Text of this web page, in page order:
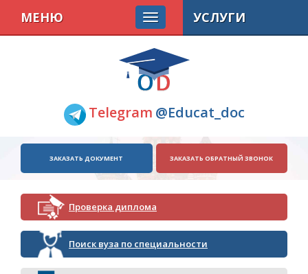
Telegram @Educat_doc
МЕНЮ
ЗАКАЗАТЬ ДОКУМЕНТ ЗАКАЗАТЬ ОБРАТНЫЙ ЗВОНОК
Проверка диплома
Поиск вуза по специальности
УСЛУГИ